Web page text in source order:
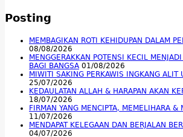
Posting
MEMBAGIKAN ROTI KEHIDUPAN DALAM
08/08/2026
MENGGERAKKAN POTENSI KECIL
BAGI BANGSA 01/08/2026
MIWITI SAKING PERKAWIS INGKANG ALIT
25/07/2026
KEDAULATAN ALLAH & HARAPAN AKAN
18/07/2026
FIRMAN YANG MENCIPTA, MEMELIHARA &
11/07/2026
MENDAPAT KELEGAAN DAN BERJALAN
04/07/2026